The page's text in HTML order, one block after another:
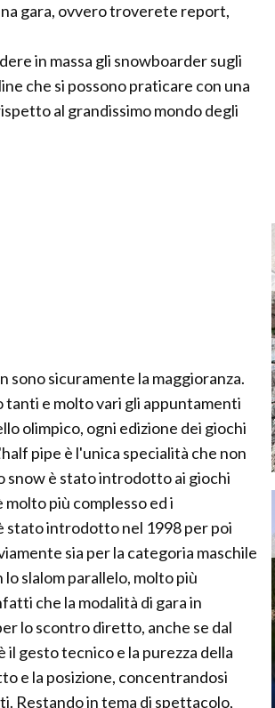
gara, ovvero troverete report,
in massa gli snowboarder sugli
che si possono praticare con una
al grandissimo mondo degli
sono sicuramente la maggioranza.
e molto vari gli appuntamenti
olimpico, ogni edizione dei giochi
pipe è l'unica specialità che non
snow è stato introdotto ai giochi
più complesso ed i
stato introdotto nel 1998 per poi
sia per la categoria maschile
slalom parallelo, molto più
che la modalità di gara in
lo scontro diretto, anche se dal
il gesto tecnico e la purezza della
e la posizione, concentrandosi
Restando in tema di spettacolo,